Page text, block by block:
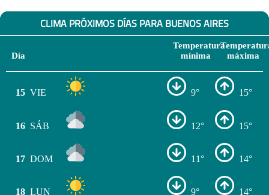
CLIMA PRÓXIMOS DÍAS PARA BUENOS AIRES
Día
Temperatura
mínima
máxima
15 VIE 9° 15°
16 SÁB 12° 15°
17 DOM 11° 14°
18 LUN 9° 14°